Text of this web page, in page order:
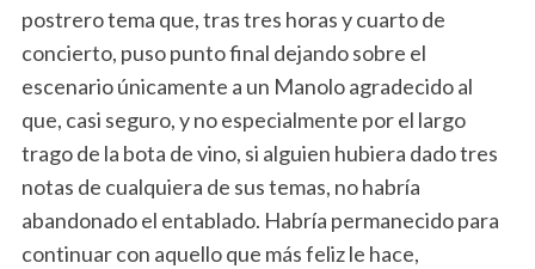
postrero tema que, tras tres horas y cuarto de
concierto, puso punto final dejando sobre el
escenario únicamente a un Manolo agradecido al
que, casi seguro, y no especialmente por el largo
trago de la bota de vino, si alguien hubiera dado tres
notas de cualquiera de sus temas, no habría
abandonado el entablado. Habría permanecido para
continuar con aquello que más feliz le hace,